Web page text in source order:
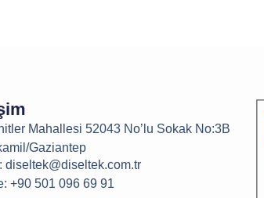
Mahallesi 52043 No’lu Sokak No:3B
Gaziantep
diseltek@diseltek.com.tr
+90 501 096 69 91